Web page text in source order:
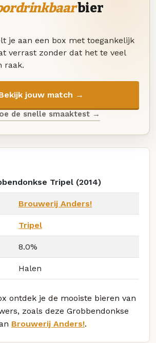
bier
je aan een box met toegankelijk
verrast zonder dat het te veel
raak.
jouw match →
de snelle smaaktest →
Tripel (2014)
Brouwerij Anders!
Tripel
8.0%
Halen
ontdek je de mooiste bieren van
zoals deze Grobbendonkse
Brouwerij Anders!.